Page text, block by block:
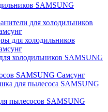
SAMSUNG
для холодильников
для холодильников
холодильников SAMSUNG
SAMSUNG Самсунг
для пылесоса SAMSUNG
пылесосов SAMSUNG